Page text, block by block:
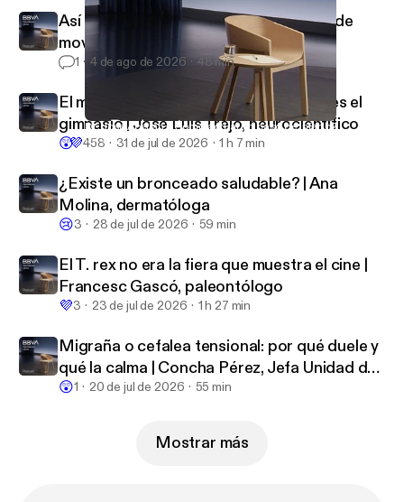
Dr. Jose Abellán: ¿Cómo actuar en caso de infarto?
BBVA Aprendemos juntos
Así reacciona tu cuerpo cuando dejas de
moverte | Inés Moreno, traumatóloga
1 4 de ago de 2026 48 min
El mejor lugar para hacer ejercicio no es el
gimnasio | José Luis Trejo, neurocientífico
😲💜458 31 de jul de 2026 1 h 7 min
¿Existe un bronceado saludable? | Ana
Molina, dermatóloga
😢3 28 de jul de 2026 59 min
El T. rex no era la fiera que muestra el cine |
Francesc Gascó, paleontólogo
💜3 23 de jul de 2026 1 h 27 min
Migraña o cefalea tensional: por qué duele y
qué la calma | Concha Pérez, Jefa Unidad del
Dolor
😲1 20 de jul de 2026 55 min
Mostrar más